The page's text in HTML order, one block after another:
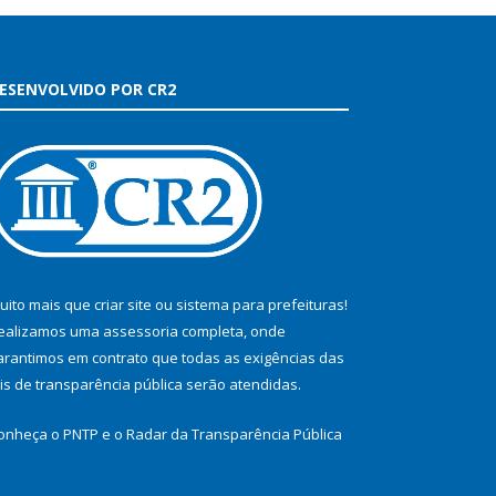
POR CR2
mais que criar site ou sistema para prefeituras!
uma assessoria completa, onde
em contrato que todas as exigências das
de transparência pública serão atendidas.
o PNTP e o Radar da Transparência Pública